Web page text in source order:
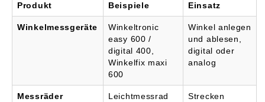
Produkt Beispiele Einsatz
Winkelmessgeräte
Winkeltronic
easy 600 /
digital 400,
Winkelfix maxi
600
Winkel anlegen
und ablesen,
digital oder
analog
Messräder
Leichtmessrad
Strecken